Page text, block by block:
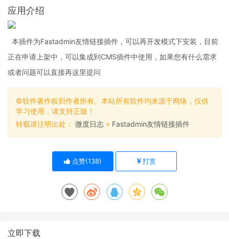
应用介绍
本插件为Fastadmin友情链接插件，可以再开发模式下安装，目前
正在申请上架中，可以集成到CMS插件中使用，如果您有什么需求
或者问题可以直接再这里提问
©软件著作权归作者所有。本站所有软件均来源于网络，仅供
学习使用，请支持正版！
转载请注明出处： 微度日志 » Fastadmin友情链接插件
点赞(138) 打赏
立即下载